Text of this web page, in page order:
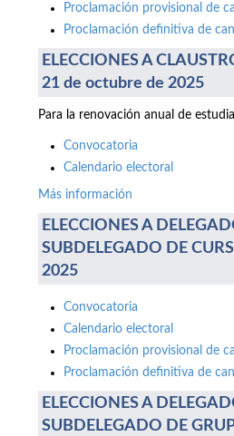
Proclamación provisional de
Proclamación definitiva de
ELECCIONES A
21 de octubre de 2025
Para la renovación anual de
Convocatoria
Calendario electoral
Más información
ELECCIONES A
SUBDELEGADO DE
2025
Convocatoria
Calendario electoral
Proclamación provisional de
Proclamación definitiva de
ELECCIONES A
SUBDELEGADO DE